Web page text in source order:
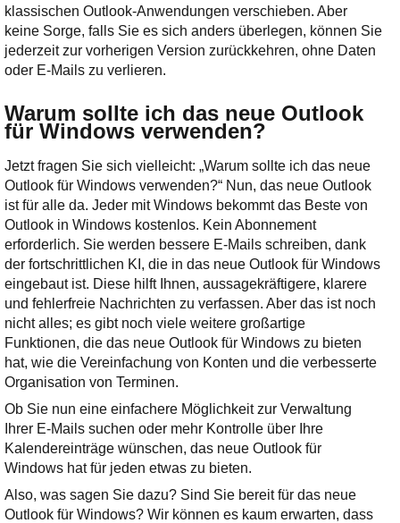
klassischen Outlook-Anwendungen verschieben. Aber
keine Sorge, falls Sie es sich anders überlegen, können Sie
jederzeit zur vorherigen Version zurückkehren, ohne Daten
oder E-Mails zu verlieren​.
Warum sollte ich das neue Outlook
für Windows verwenden?
Jetzt fragen Sie sich vielleicht: „Warum sollte ich das neue
Outlook für Windows verwenden?“ Nun, das neue Outlook
ist für alle da. Jeder mit Windows bekommt das Beste von
Outlook in Windows kostenlos. Kein Abonnement
erforderlich. Sie werden bessere E-Mails schreiben, dank
der fortschrittlichen KI, die in das neue Outlook für Windows
eingebaut ist. Diese hilft Ihnen, aussagekräftigere, klarere
und fehlerfreie Nachrichten zu verfassen. Aber das ist noch
nicht alles; es gibt noch viele weitere großartige
Funktionen, die das neue Outlook für Windows zu bieten
hat, wie die Vereinfachung von Konten und die verbesserte
Organisation von Terminen​.
Ob Sie nun eine einfachere Möglichkeit zur Verwaltung
Ihrer E-Mails suchen oder mehr Kontrolle über Ihre
Kalendereinträge wünschen, das neue Outlook für
Windows hat für jeden etwas zu bieten​.
Also, was sagen Sie dazu? Sind Sie bereit für das neue
Outlook für Windows? Wir können es kaum erwarten, dass